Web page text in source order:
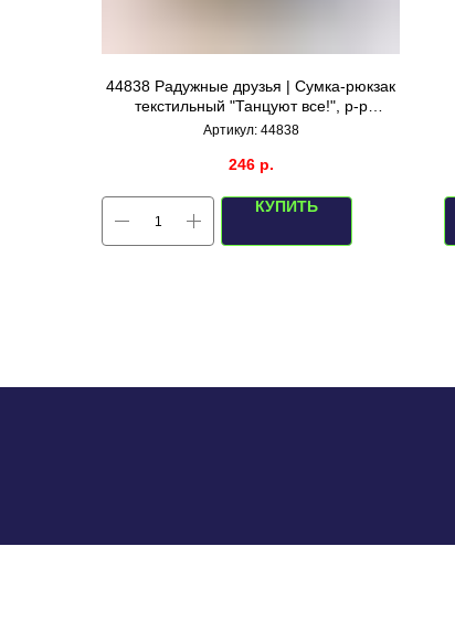
44838 Радужные друзья | Сумка-рюкзак
текстильный "Танцуют все!", р-р
39х32см (вертикальные полосы)
Артикул: 44838
246 р.
КУПИТЬ